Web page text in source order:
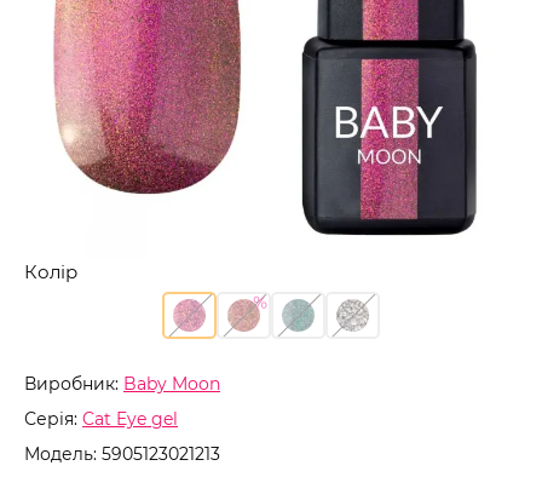
Виробник: Baby Moon
Серія: Cat Eye gel
Модель: 5905123021213
Колір